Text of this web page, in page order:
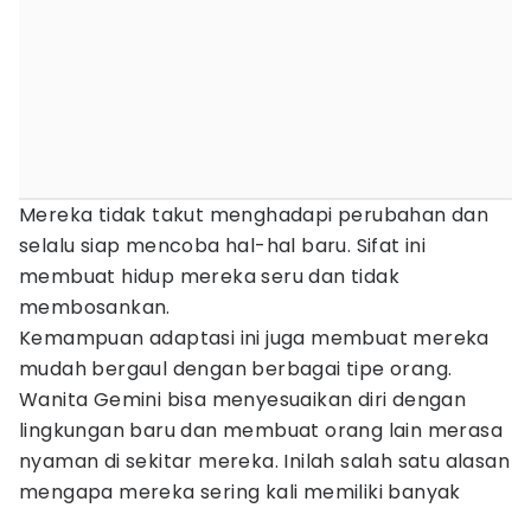
Mereka tidak takut menghadapi perubahan dan
selalu siap mencoba hal-hal baru. Sifat ini
membuat hidup mereka seru dan tidak
membosankan.
Kemampuan adaptasi ini juga membuat mereka
mudah bergaul dengan berbagai tipe orang.
Wanita Gemini bisa menyesuaikan diri dengan
lingkungan baru dan membuat orang lain merasa
nyaman di sekitar mereka. Inilah salah satu alasan
mengapa mereka sering kali memiliki banyak